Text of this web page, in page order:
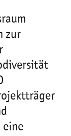
zur
eine